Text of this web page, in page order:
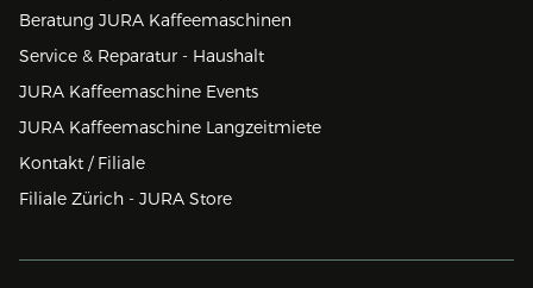
Beratung JURA Kaffeemaschinen
Service & Reparatur - Haushalt
JURA Kaffeemaschine Events
JURA Kaffeemaschine Langzeitmiete
Kontakt / Filiale
Filiale Zürich - JURA Store